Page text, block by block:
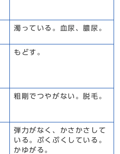
濁っている。血尿、膿尿。
もどす。
粗剛でつやがない。脱毛。
弾力がなく、かさかさして
いる。ぷくぷくしている。
かゆがる。